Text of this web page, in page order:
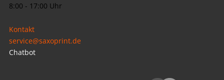
8:00 - 17:00 Uhr
Kontakt
service@saxoprint.de
Chatbot